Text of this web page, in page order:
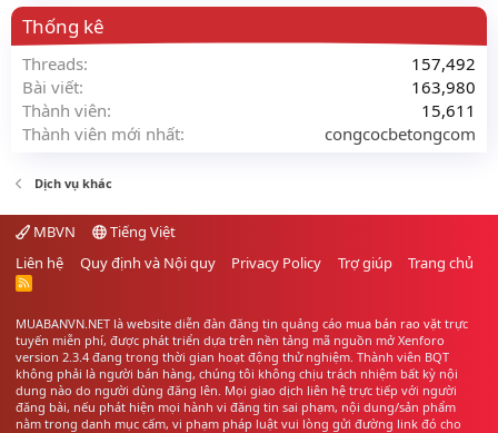
Thống kê
Threads
157,492
Bài viết
163,980
Thành viên
15,611
Thành viên mới nhất
congcocbetongcom
Dịch vụ khác
MBVN
Tiếng Việt
Liên hệ
Quy định và Nội quy Privacy Policy Trợ giúp Trang chủ
R
MUABANVN.NET là website diễn đàn đăng tin quảng cáo mua bán rao vặt trực
tuyến miễn phí, được phát triển dựa trên nền tảng mã nguồn mở Xenforo
version 2.3.4 đang trong thời gian hoạt động thử nghiệm. Thành viên BQT
không phải là người bán hàng, chúng tôi không chịu trách nhiệm bất kỳ nội
dung nào do người dùng đăng lên. Mọi giao dịch liên hệ trực tiếp với người
đăng bài, nếu phát hiện mọi hành vi đăng tin sai phạm, nội dung/sản phẩm
nằm trong danh mục cấm, vi phạm pháp luật vui lòng gửi đường link đó cho